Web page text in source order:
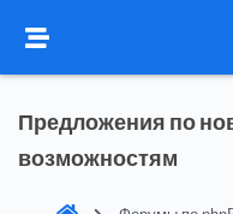
Предложения по
возможностям